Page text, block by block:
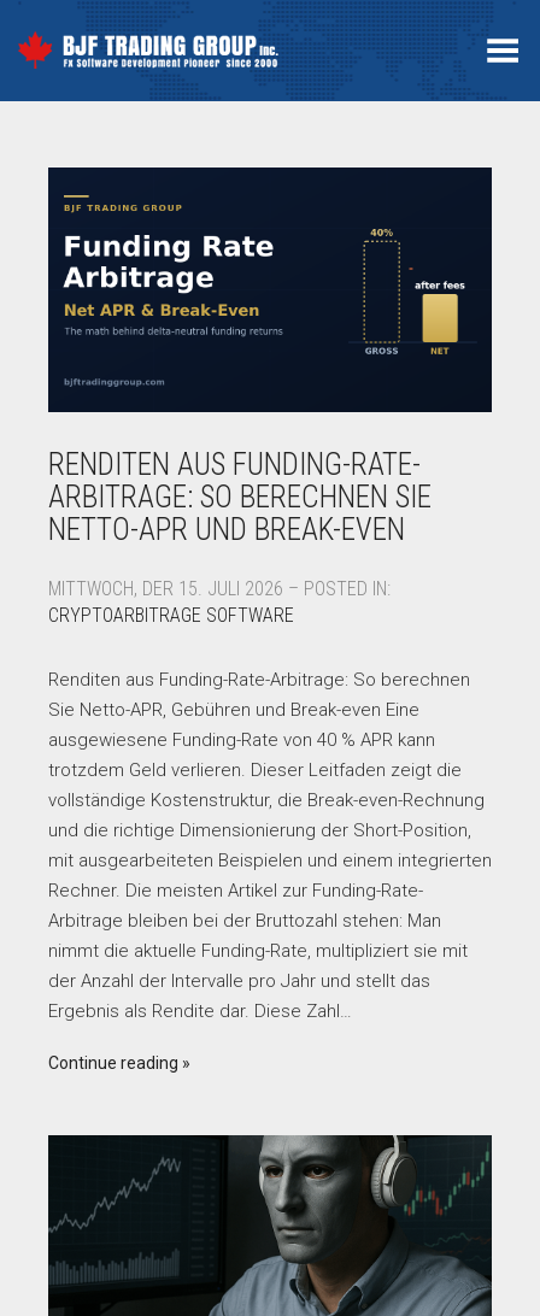
Toggle Menu
RENDITEN AUS FUNDING-RATE-
ARBITRAGE: SO BERECHNEN SIE
NETTO-APR UND BREAK-EVEN
MITTWOCH, DER 15. JULI 2026 – POSTED IN:
CRYPTOARBITRAGE SOFTWARE
Renditen aus Funding-Rate-Arbitrage: So berechnen
Sie Netto-APR, Gebühren und Break-even Eine
ausgewiesene Funding-Rate von 40 % APR kann
trotzdem Geld verlieren. Dieser Leitfaden zeigt die
vollständige Kostenstruktur, die Break-even-Rechnung
und die richtige Dimensionierung der Short-Position,
mit ausgearbeiteten Beispielen und einem integrierten
Rechner. Die meisten Artikel zur Funding-Rate-
Arbitrage bleiben bei der Bruttozahl stehen: Man
nimmt die aktuelle Funding-Rate, multipliziert sie mit
der Anzahl der Intervalle pro Jahr und stellt das
Ergebnis als Rendite dar. Diese Zahl…
Continue reading